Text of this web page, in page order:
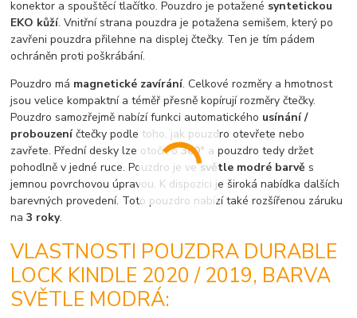
konektor a spouštěcí tlačítko. Pouzdro je potažené syntetickou
EKO kůží. Vnitřní strana pouzdra je potažena semišem, který po
zavřeni pouzdra přilehne na displej čtečky. Ten je tím pádem
ochráněn proti poškrábání.
Pouzdro má magnetické zavírání. Celkové rozměry a hmotnost
jsou velice kompaktní a téměř přesně kopírují rozměry čtečky.
Pouzdro samozřejmě nabízí funkci automatického usínání /
probouzeníčtečky podle toho, jak pouzdro otevřete nebo
zavřete. Přední desky lze otočit o360° a pouzdro tedy držet
pohodlně v jedné ruce. Pouzdro je vesvětle modré barvě s
jemnou povrchovou úpravou. K dispozici je široká nabídka dalších
barevných provedení. Toto pouzdro nabízí také rozšířenou záruku
na3 roky.
VLASTNOSTI POUZDRA DURABLE
LOCK KINDLE 2020 / 2019, BARVA
SVĚTLE MODRÁ: